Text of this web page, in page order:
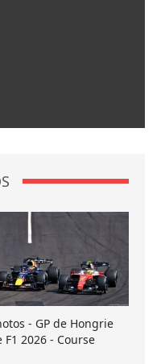
- GP de Hongrie
F1 2026 - Course